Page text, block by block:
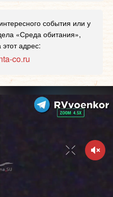
события или у
«Среда обитания»,
адрес:
co.ru